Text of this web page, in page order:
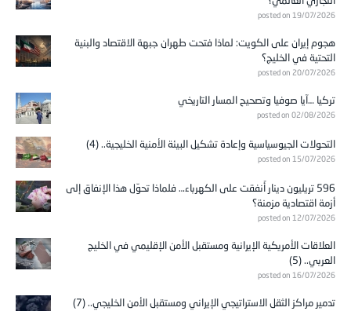
posted on 19/07/2026
هجوم إيران على الكويت: لماذا فتحت طهران جبهة الاقتصاد والبنية
التحتية في الخليج؟
posted on 20/07/2026
تركيا …آيا صوفيا وتصحيح المسار التاريخي
posted on 02/08/2026
التحولات الجيوسياسية وإعادة تشكيل البيئة الأمنية الخليجية.. (4)
posted on 15/07/2026
596 تريليون دينار أُنفقت على الكهرباء… فلماذا تحوّل هذا الإنفاق إلى
أزمة اقتصادية مزمنة؟
posted on 12/07/2026
العلاقات الأمريكية الإيرانية ومستقبل الأمن الإقليمي في الخليج
العربي.. (5)
posted on 16/07/2026
تدمير مراكز الثقل الاستراتيجي الإيراني ومستقبل الأمن الخليجي.. (7)